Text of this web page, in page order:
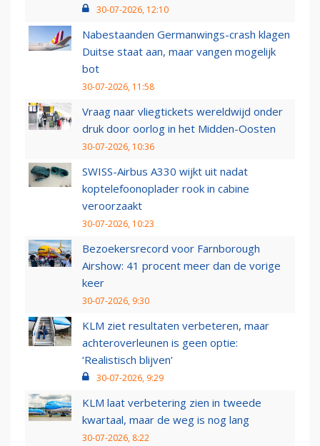
30-07-2026, 12:10
Nabestaanden Germanwings-crash klagen
Duitse staat aan, maar vangen mogelijk
bot
30-07-2026, 11:58
Vraag naar vliegtickets wereldwijd onder
druk door oorlog in het Midden-Oosten
30-07-2026, 10:36
SWISS-Airbus A330 wijkt uit nadat
koptelefoonoplader rook in cabine
veroorzaakt
30-07-2026, 10:23
Bezoekersrecord voor Farnborough
Airshow: 41 procent meer dan de vorige
keer
30-07-2026, 9:30
KLM ziet resultaten verbeteren, maar
achteroverleunen is geen optie:
‘Realistisch blijven’
30-07-2026, 9:29
KLM laat verbetering zien in tweede
kwartaal, maar de weg is nog lang
30-07-2026, 8:22